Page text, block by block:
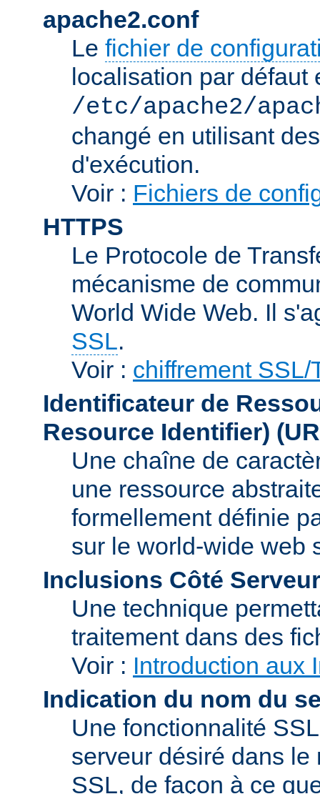
apache2.conf
Le fichier de
localisation par défaut
/etc/apache2/
changé en utilisant
d'exécution.
Voir : Fichiers de
HTTPS
Le Protocole de
mécanisme de
World Wide Web. Il
SSL.
Voir : chiffrement SSL/
Identificateur de
Resource Identifier)
Une chaîne de
une ressource
formellement définie
sur le world-wide web
Inclusions Côté
Une technique
traitement dans des
Voir : Introduction aux
Indication du nom du
Une fonctionnalité
serveur désiré dans
SSL, de façon à ce